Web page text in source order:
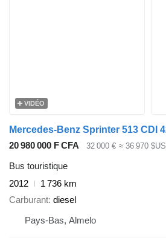
VIDÉO
20 980 000 F CFA 32 000 € ≈ 36 970 $US
Bus touristique
2012
1 736 km
Carburant diesel
Pays-Bas, Almelo